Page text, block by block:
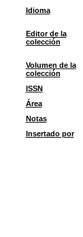
Idioma
Editor de la
colección
Volumen de la
colección
ISSN
Área
Notas
Insertado por